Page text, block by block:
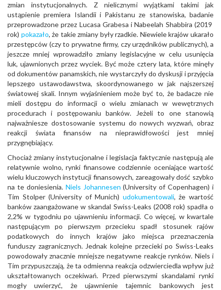
zmian instytucjonalnych. Z nielicznymi wyjątkami takimi jak
ustąpienie premiera Islandii i Pakistanu ze stanowiska, badanie
przeprowadzone przez Lucasa Grabesa i Nabeelah Shabbira (2019
rok) pokazało, że takie zmiany były rzadkie. Niewiele krajów ukarało
przestępców (czy to prywatne firmy, czy urzędników publicznych), a
jeszcze mniej wprowadziło zmiany legislacyjne w celu usunięcia
luk, ujawnionych przez wyciek. Być może cztery lata, które minęły
od dokumentów panamskich, nie wystarczyły do dyskusji i przyjęcia
lepszego ustawodawstwa, skoordynowanego w jak najszerszej
światowej skali. Innym wyjaśnieniem może być to, że badacze nie
mieli dostępu do informacji o wielu zmianach w wewętrznych
procedurach i postępowaniu banków. Jeżeli to one stanowią
najważniesze dostosowanie systemu do nowych wyzwań, obraz
reakcji świata finansów na nieprawidłowości jest mniej
przygnębiający.
Chociaż zmiany instytucjonalne i legislacja faktycznie następują ale
relatywnie wolno, rynki finansowe codziennie oceniające wartość
wielu kluczowych instytucji finansowych, zareagowały dość szybko
na te doniesienia. Niels Johannesen (University of Copenhagen) i
Tim Stolper (University of Munich) udokumentowali, że wartość
banków zaangażowane w skandal Swiss-Leaks (2008 rok) spadła o
2,2% w tygodniu po ujawnieniu informacji. Co więcej, w kwartale
następującym po pierwszym przecieku spadł stosunek rajów
podatkowych do innych krajów jako miejsca przeznaczenia
funduszy zagranicznych. Jednak kolejne przecieki po Swiss-Leaks
powodowały znacznie mniejsze negatywne reakcje rynków. Niels i
Tim przypuszczają, że ta odmienna reakcja odzwierciedla wpływ już
ukształtowanych oczekiwań. Przed pierwszymi skandalami rynki
mogły uwierzyć, że ujawnienie tajemnic bankowych jest